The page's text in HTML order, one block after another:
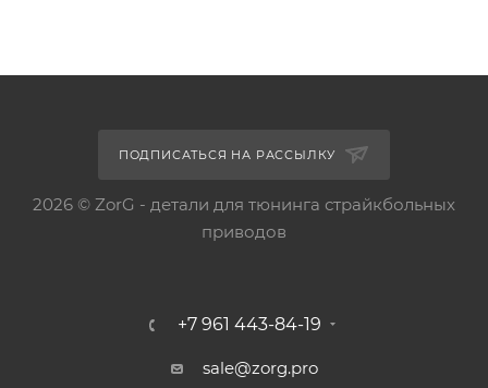
ПОДПИСАТЬСЯ НА РАССЫЛКУ
2026 © ZorG - детали для тюнинга страйкбольных
приводов
+7 961 443-84-19
sale@zorg.pro